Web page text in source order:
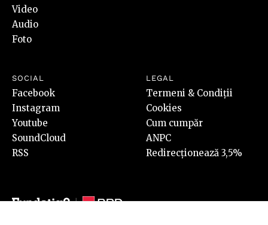
Video
Audio
Foto
SOCIAL
Facebook
Instagram
Youtube
SoundCloud
RSS
LEGAL
Termeni & Condiții
Cookies
Cum cumpăr
ANPC
Redirecționează 3,5%